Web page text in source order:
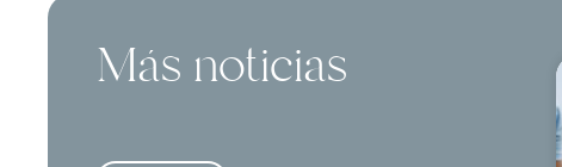
Más noticias